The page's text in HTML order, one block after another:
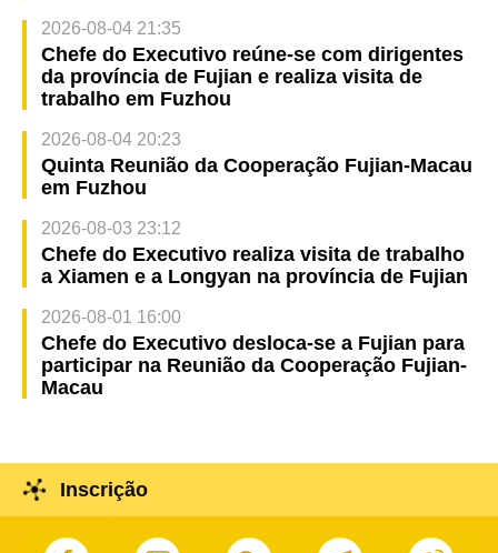
2026-08-04 21:35
Chefe do Executivo reúne-se com dirigentes
da província de Fujian e realiza visita de
trabalho em Fuzhou
2026-08-04 20:23
Quinta Reunião da Cooperação Fujian-Macau
em Fuzhou
2026-08-03 23:12
Chefe do Executivo realiza visita de trabalho
a Xiamen e a Longyan na província de Fujian
2026-08-01 16:00
Chefe do Executivo desloca-se a Fujian para
participar na Reunião da Cooperação Fujian-
Macau
Inscrição